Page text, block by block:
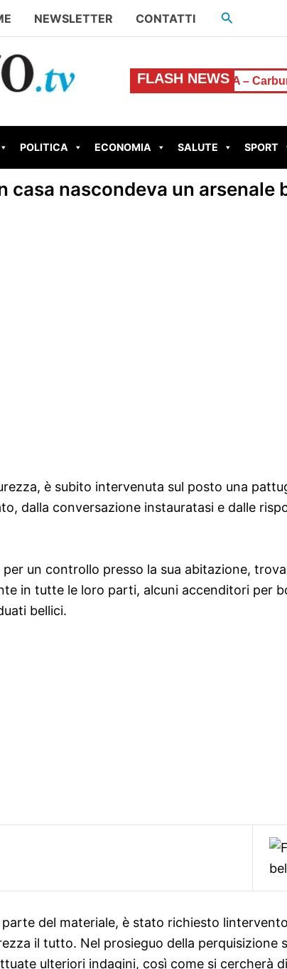
NEWSLETTER CONTATTI Cerca
FLASH NEWS
in Via Battisti ROMA – Carburante
POLITICA ECONOMIA SALUTE SPORT
casa nascondeva un
è subito intervenuta sul posto una
dalla conversazione instauratasi e dalle
un controllo presso la sua abitazione,
in tutte le loro parti, alcuni accenditori per
bellici.
del materiale, è stato richiesto
il tutto. Nel prosieguo della
ulteriori indagini, così come si cercherà